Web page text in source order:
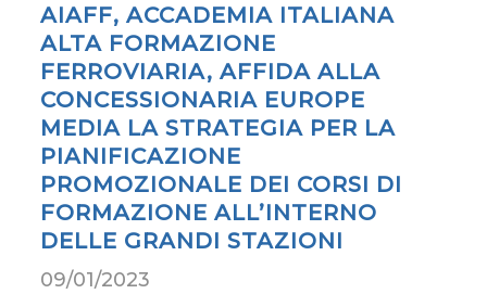
AIAFF, ACCADEMIA ITALIANA
ALTA FORMAZIONE
FERROVIARIA, AFFIDA ALLA
CONCESSIONARIA EUROPE
MEDIA LA STRATEGIA PER LA
PIANIFICAZIONE
PROMOZIONALE DEI CORSI DI
FORMAZIONE ALL’INTERNO
DELLE GRANDI STAZIONI
09/01/2023